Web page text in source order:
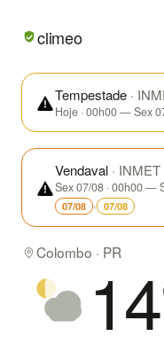
Em Colombo/PR
climeo
Tempestade ·
Hoje · 00h00 — Sex
Vendaval · INMET
Sex 07/08 · 00h00 —
07/08 › 07/08
Colombo · PR14